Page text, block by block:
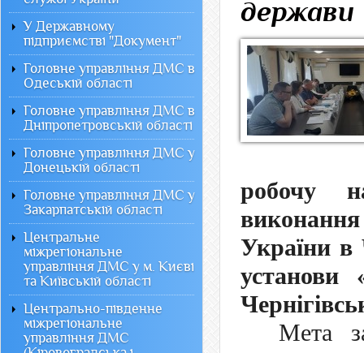
держави
робочу
України в
Мета
У Державному
підприємстві "Документ"
Головне управління ДМС в
Одеській області
Головне управління ДМС в
Дніпропетровській області
Головне управління ДМС у
Донецькій області
Головне управління ДМС у
Закарпатській області
Центральне
міжрегіональне
управління ДМС у м. Києві
та Київській області
Центрально-південне
міжрегіональне
управління ДМС